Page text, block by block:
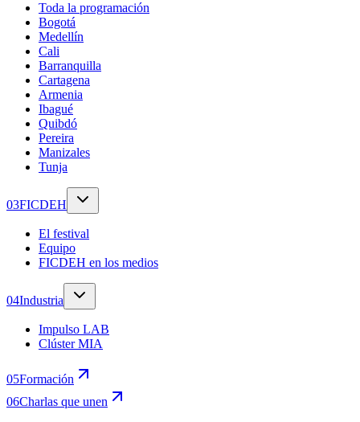
Toda la programación
Bogotá
Medellín
Cali
Barranquilla
Cartagena
Armenia
Ibagué
Quibdó
Pereira
Manizales
Tunja
03FICDEH
El festival
Equipo
FICDEH en los medios
04Industria
Impulso LAB
Clúster MIA
05Formación
06Charlas que unen